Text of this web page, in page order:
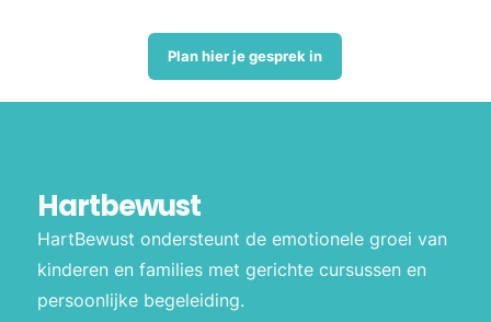
Plan hier je gesprek in
Hartbewust
HartBewust ondersteunt de emotionele groei van
kinderen en families met gerichte cursussen en
persoonlijke begeleiding.